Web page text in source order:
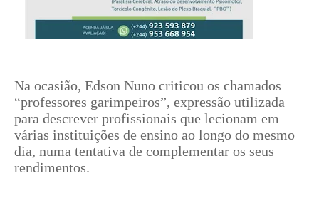
Na ocasião, Edson Nuno criticou os chamados
“professores garimpeiros”, expressão utilizada
para descrever profissionais que lecionam em
várias instituições de ensino ao longo do mesmo
dia, numa tentativa de complementar os seus
rendimentos.